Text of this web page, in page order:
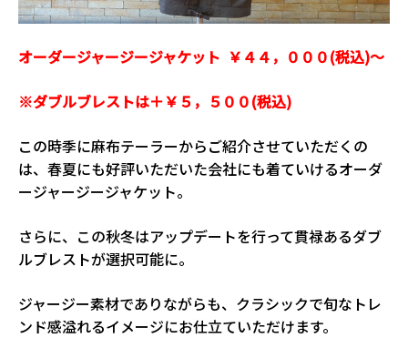
オーダージャージージャケット ￥４４，０００(税込)〜
※ダブルブレストは＋￥５，５００(税込)
この時季に麻布テーラーからご紹介させていただくの
は、春夏にも好評いただいた会社にも着ていけるオーダ
ージャージージャケット。
さらに、この秋冬はアップデートを行って貫禄あるダブ
ルブレストが選択可能に。
ジャージー素材でありながらも、クラシックで旬なトレ
ンド感溢れるイメージにお仕立ていただけます。